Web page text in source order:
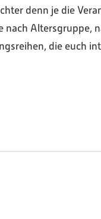
denn je die
Altersgruppe,
die euch